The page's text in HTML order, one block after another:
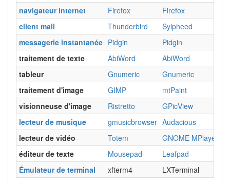
navigateur internet
Firefox Firefox
client mail
Thunderbird Sylpheed
messagerie instantanée Pidgin Pidgin
traitement de texte
AbiWord AbiWord
tableur
Gnumeric Gnumeric
traitement d'image
GIMP mtPaint
visionneuse d'image
Ristretto GPicView
lecteur de musique
gmusicbrowser Audacious
lecteur de vidéo
Totem GNOME MPlayer
éditeur de texte
Mousepad Leafpad
Émulateur de terminal
xfterm4 LXTerminal